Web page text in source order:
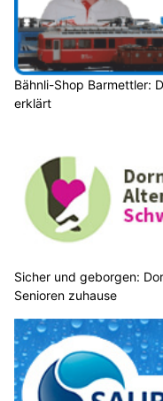
Bähnli-Shop Barmettler:
erklärt
Sicher und geborgen:
Senioren zuhause